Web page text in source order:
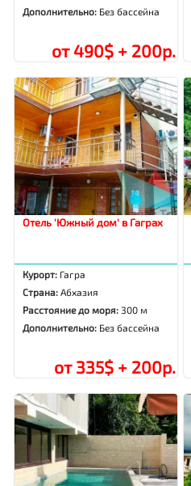
Дополнительно: Без бассейна
от 490$ + 200р.
Отель 'Южный дом' в Гаграх
Курорт: Гагра
Страна: Абхазия
Расстояние до моря: 300 м
Дополнительно: Без бассейна
от 335$ + 200р.